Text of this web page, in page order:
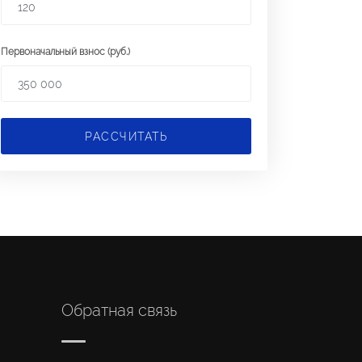
Первоначальный взнос (руб.)
РАССЧИТАТЬ
Обратная связь